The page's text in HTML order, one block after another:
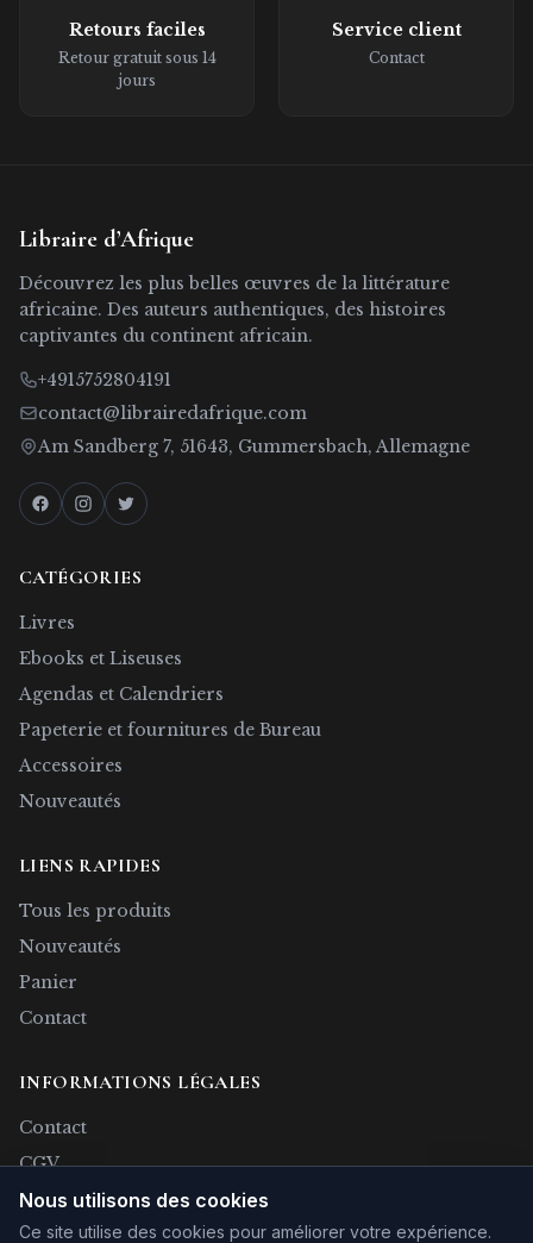
Retours faciles
Retour gratuit sous 14
jours
Service client
Contact
Libraire d’Afrique
Découvrez les plus belles œuvres de la littérature
africaine. Des auteurs authentiques, des histoires
captivantes du continent africain.
+4915752804191
contact@librairedafrique.com
Am Sandberg 7, 51643, Gummersbach, Allemagne
CATÉGORIES
Livres
Ebooks et Liseuses
Agendas et Calendriers
Papeterie et fournitures de Bureau
Accessoires
Nouveautés
LIENS RAPIDES
Tous les produits
Nouveautés
Panier
Contact
INFORMATIONS LÉGALES
Contact
CGV
Confidentialité
Rétractation
Nous utilisons des cookies
Ce site utilise des cookies pour améliorer votre expérience.